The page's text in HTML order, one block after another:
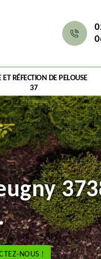
ET RÉFECTION DE PELOUSE
37
NOUS !